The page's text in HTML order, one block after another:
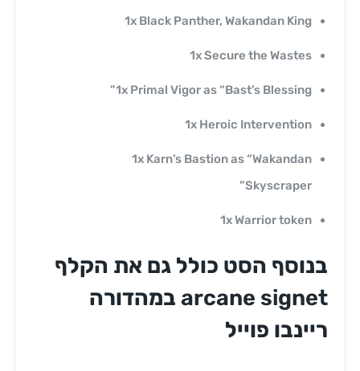
1x Black Panther, Wakandan King
1x Secure the Wastes
1x Primal Vigor as “Bast’s Blessing”
1x Heroic Intervention
1x Karn’s Bastion as “Wakandan
Skyscraper”
1x Warrior token
בנוסף הסט כולל גם את הקלף
arcane signet במהדורה
ריינבו פוייל